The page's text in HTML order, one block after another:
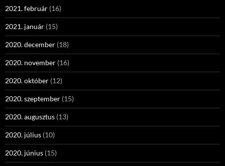
2021. február (16)
2021. január (15)
2020. december (18)
2020. november (16)
2020. október (12)
2020. szeptember (15)
2020. augusztus (13)
2020. július (10)
2020. június (15)